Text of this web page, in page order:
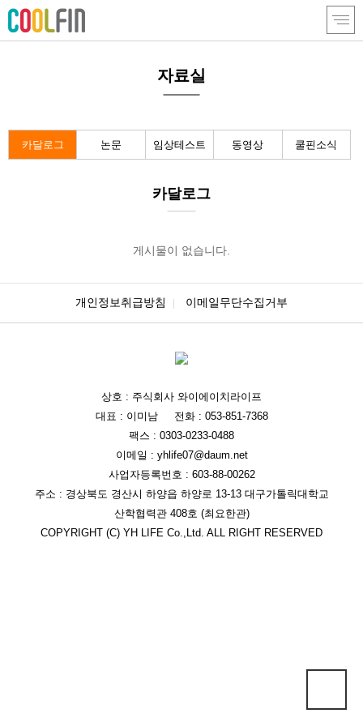
자료실
카달로그 논문 임상테스트 동영상 쿨핀소식
카달로그
게시물이 없습니다.
개인정보취급방침 이메일무단수집거부
상호 : 주식회사 와이에이치라이프
대표 : 이미남
전화 : 053-851-7368
팩스 : 0303-0233-0488
이메일 : yhlife07@daum.net
사업자등록번호 : 603-88-00262
주소 : 경상북도 경산시 하양읍 하양로 13-13 대구가톨릭대학교
산학협력관 408호 (최요한관)
COPYRIGHT (C) YH LIFE Co.,Ltd. ALL RIGHT RESERVED